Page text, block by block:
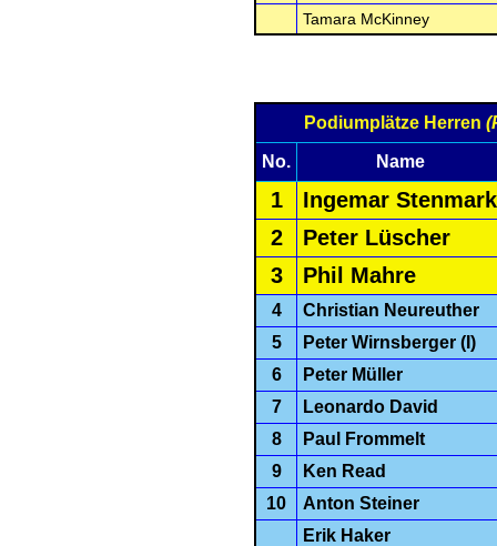
Tamara McKinney
Podiumplätze Herren
No. Name
1
Ingemar Stenmark
2
Peter Lüscher
3
Phil Mahre
4
Christian Neureuther
5
Peter Wirnsberger (I)
6
Peter Müller
7
Leonardo David
8
Paul Frommelt
9
Ken Read
10
Anton Steiner
Erik Haker